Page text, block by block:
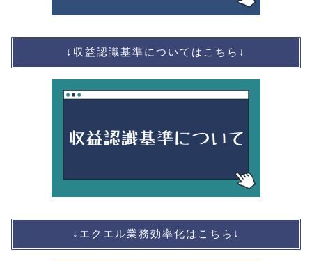
↓収益認識基準についてはこちら↓
↓エクエル業務効率化はこちら↓